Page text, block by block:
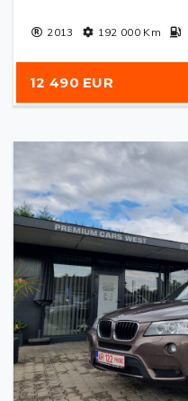
2013 192 000Km
12 490 EUR